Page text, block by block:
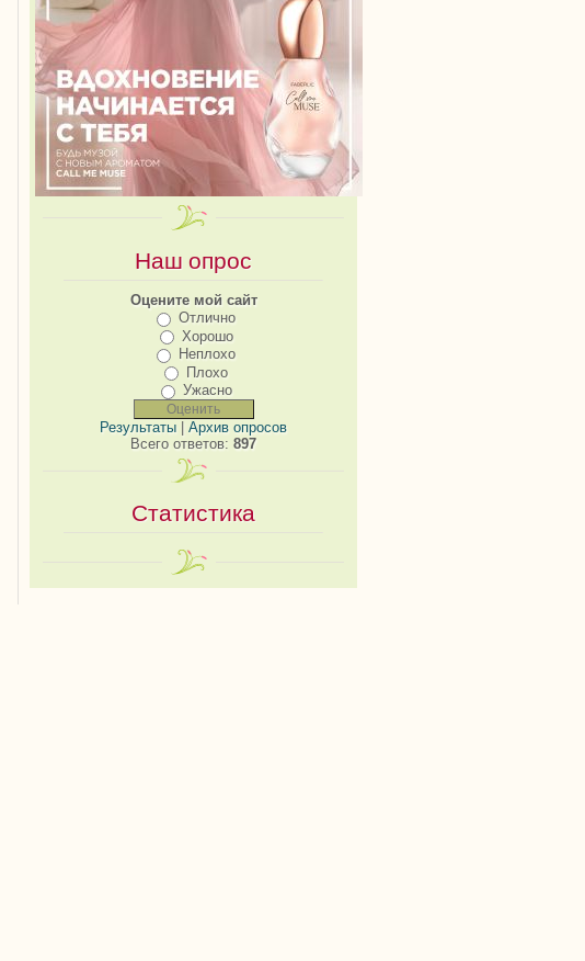
Наш опрос
Оцените мой сайт
Отлично
Хорошо
Неплохо
Плохо
Ужасно
Результаты | Архив опросов
Всего ответов: 897
Статистика